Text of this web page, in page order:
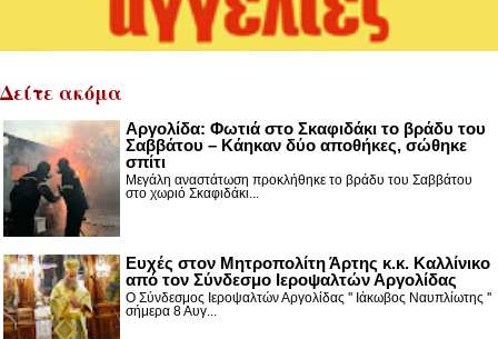
Δείτε ακόμα
Αργολίδα: Φωτιά στο Σκαφιδάκι το βράδυ του
Σαββάτου – Κάηκαν δύο αποθήκες, σώθηκε
σπίτι
Μεγάλη αναστάτωση προκλήθηκε το βράδυ του Σαββάτου
στο χωριό Σκαφιδάκι...
Ευχές στον Μητροπολίτη Άρτης κ.κ. Καλλίνικο
από τον Σύνδεσμο Ιεροψαλτών Αργολίδας
Ο Σύνδεσμος Ιεροψαλτών Αργολίδας '' Ιάκωβος Ναυπλίωτης ''
σήμερα 8 Αυγ...